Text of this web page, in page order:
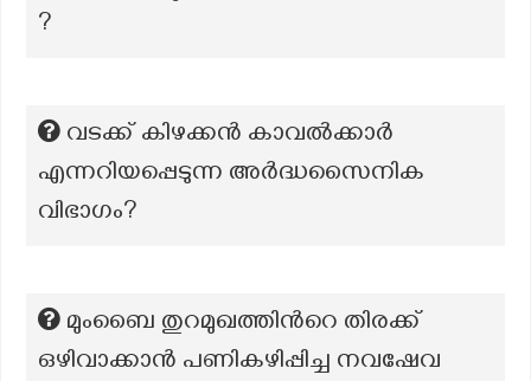
?
വടക്ക് കിഴക്കൻ കാവൽക്കാർ
എന്നറിയപ്പെടുന്ന അർദ്ധസൈനിക
വിഭാഗം?
മുംബൈ തുറമുഖത്തിന്‍റെ തിരക്ക്
ഒഴിവാക്കാൻ പണികഴിപ്പിച്ച നവഷേവ